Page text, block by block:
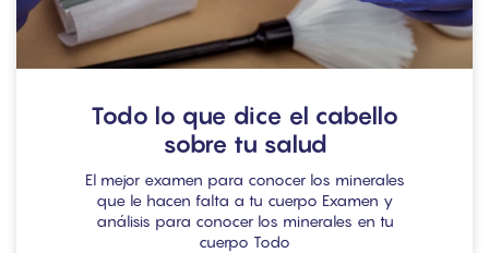
Todo lo que dice el cabello
sobre tu salud
El mejor examen para conocer los minerales
que le hacen falta a tu cuerpo Examen y
análisis para conocer los minerales en tu
cuerpo Todo